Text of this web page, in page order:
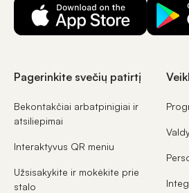
Pagerinkite svečių patirtį
Bekontakčiai arbatpinigiai ir
atsiliepimai
Interaktyvus QR meniu
Užsisakykite ir mokėkite prie
stalo